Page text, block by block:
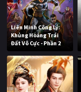
Liên Minh Công Lý:
Khủng Hoảng Trái
Đất Vô Cực - Phần 2